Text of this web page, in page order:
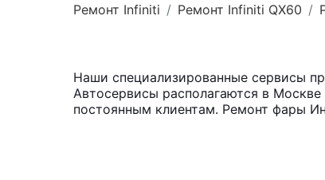
Ремонт Infiniti Ремонт Infiniti QX60
Наши специализированные сервисы
Автосервисы располагаются в
постоянным клиентам. Ремонт фары